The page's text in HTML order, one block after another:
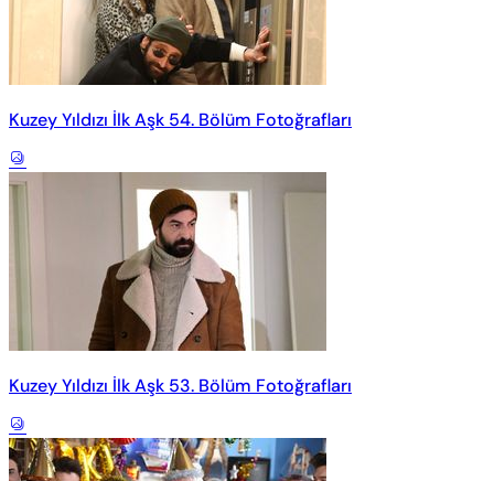
Kuzey Yıldızı İlk Aşk 54. Bölüm Fotoğrafları
Kuzey Yıldızı İlk Aşk 53. Bölüm Fotoğrafları